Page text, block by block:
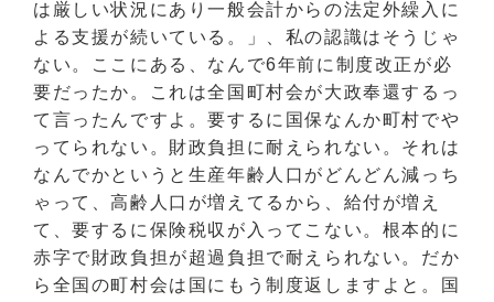
は厳しい状況にあり一般会計からの法定外繰入に
よる支援が続いている。」、私の認識はそうじゃ
ない。ここにある、なんで6年前に制度改正が必
要だったか。これは全国町村会が大政奉還するっ
て言ったんですよ。要するに国保なんか町村でや
ってられない。財政負担に耐えられない。それは
なんでかというと生産年齢人口がどんどん減っち
ゃって、高齢人口が増えてるから、給付が増え
て、要するに保険税収が入ってこない。根本的に
赤字で財政負担が超過負担で耐えられない。だか
ら全国の町村会は国にもう制度返しますよと。国